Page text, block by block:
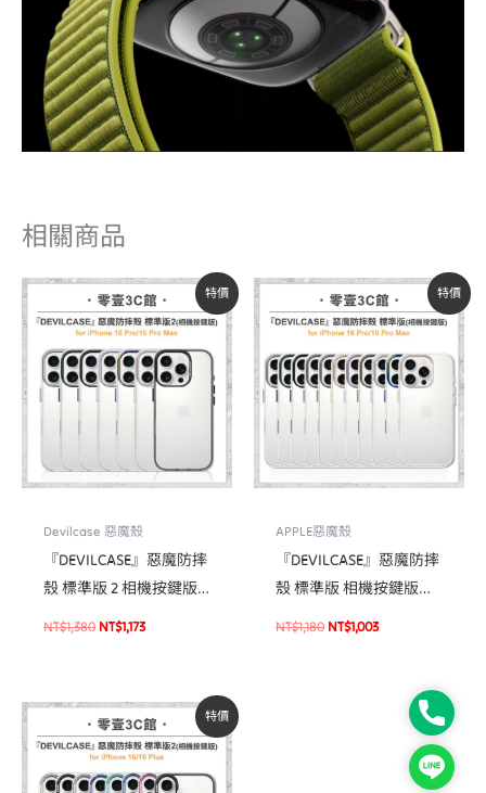
相關商品
特價
Devilcase 惡魔殼
『DEVILCASE』惡魔防摔
殼 標準版 2 相機按鍵版
For iPhone 16 Pro/16 Pro
NT$1,380
原
始
價
格：
NT$1,380。
NT$1,173
目
前
價
格：
NT$1,173。
特價
APPLE惡魔殼
『DEVILCASE』惡魔防摔
殼 標準版 相機按鍵版
For iPhone 16 Pro/16 Pro
NT$1,180
原
始
價
格：
NT$1,180。
NT$1,003
目
前
價
格：
NT$1,003。
特價
原
始
價
格：
NT$1,380。
目
前
價
格：
NT$1,173。
Phone
Line